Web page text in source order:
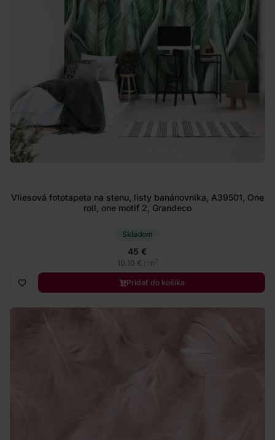
Vliesová fototapeta na stenu, listy banánovníka, A39501, One
roll, one motif 2, Grandeco
Skladom
45 €
10.10 € / m2
Pridať do košíka